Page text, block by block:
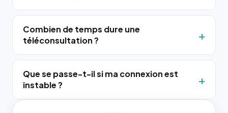
Combien de temps dure une
téléconsultation ?
Que se passe-t-il si ma connexion est
instable ?